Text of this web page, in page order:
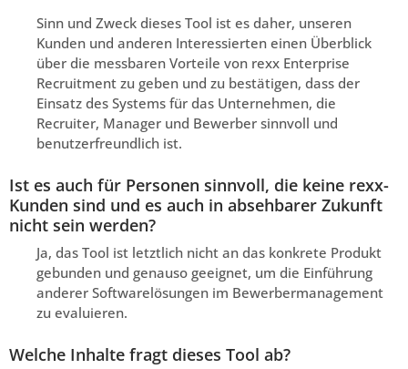
Sinn und Zweck dieses Tool ist es daher, unseren
Kunden und anderen Interessierten einen Überblick
über die messbaren Vorteile von rexx Enterprise
Recruitment zu geben und zu bestätigen, dass der
Einsatz des Systems für das Unternehmen, die
Recruiter, Manager und Bewerber sinnvoll und
benutzerfreundlich ist.
Ist es auch für Personen sinnvoll, die keine rexx-
Kunden sind und es auch in absehbarer Zukunft
nicht sein werden?
Ja, das Tool ist letztlich nicht an das konkrete Produkt
gebunden und genauso geeignet, um die Einführung
anderer Softwarelösungen im Bewerbermanagement
zu evaluieren.
Welche Inhalte fragt dieses Tool ab?